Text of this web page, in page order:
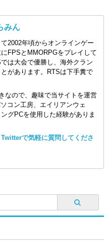
みん
2002年頃からオンラインゲー
FPSとMMORPGをプレイして
は大会で優勝し、海外クラン
があります。RTSは下手糞で
なので、趣味で当サイトを運営
コン工房、エイリアンウェ
グPCを使用した経験がありま
で気軽に質問してくださ